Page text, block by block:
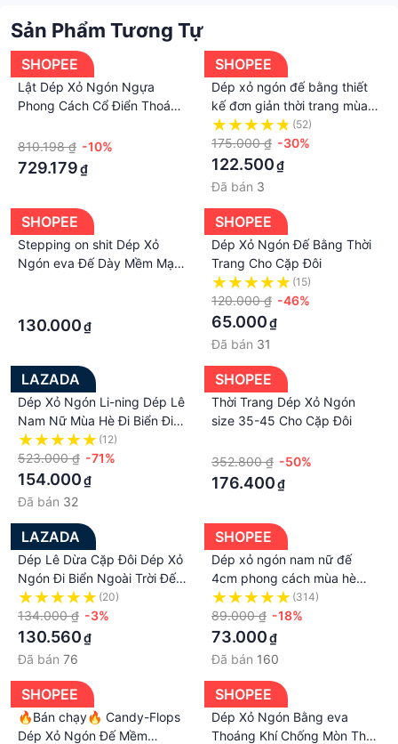
Sản Phẩm Tương Tự
SHOPEE
Lật Dép Xỏ Ngón Ngựa
Phong Cách Cổ Điển Thoáng
Màu Hồng Phiên Bản Nâng
Cấp Thời Trang Cho Cặp Đôi
810.198 ₫ -10%
729.179₫
SHOPEE
Dép xỏ ngón đế bằng thiết
kế đơn giản thời trang mùa
hè cho cặp đôi(52)
175.000 ₫ -30%
122.500₫
Đã bán 3
SHOPEE
Stepping on shit Dép Xỏ
Ngón eva Đế Dày Mềm Mại
130.000₫
SHOPEE
Dép Xỏ Ngón Đế Bằng Thời
Trang Cho Cặp Đôi
(15)
120.000 ₫ -46%
65.000₫
Đã bán 31
LAZADA
Dép Xỏ Ngón Li-ning Dép Lê
Nam Nữ Mùa Hè Đi Biển Đi
Bên Ngoài Cặp Đôi Đi Biển
Chống Mùi Chống Trượt Chịu
Mài Mòn Thương Hiệu Nổi
Tiếng Xỏ Ngón
(12)
523.000 ₫ -71%
154.000₫
Đã bán 32
SHOPEE
Thời Trang Dép Xỏ Ngón
size 35-45 Cho Cặp Đôi
352.800 ₫ -50%
176.400₫
LAZADA
Dép Lê Dừa Cặp Đôi Dép Xỏ
Ngón Đi Biển Ngoài Trời Đế
Dày Slide Đi Bên Ngoài Nam
Dép Lê Yeezy Mùa Hè Nam
Thời Trang
(20)
134.000 ₫ -3%
130.560₫
Đã bán 76
SHOPEE
Dép xỏ ngón nam nữ đế
4cm phong cách mùa hè
cho cặp đôi
(314)
89.000 ₫ -18%
73.000₫
Đã bán 160
SHOPEE
🔥Bán chạy🔥 Candy-Flops
Dép Xỏ Ngón Đế Mềm
SHOPEE
Dép Xỏ Ngón Bằng eva
Thoáng Khí Chống Mòn Thời